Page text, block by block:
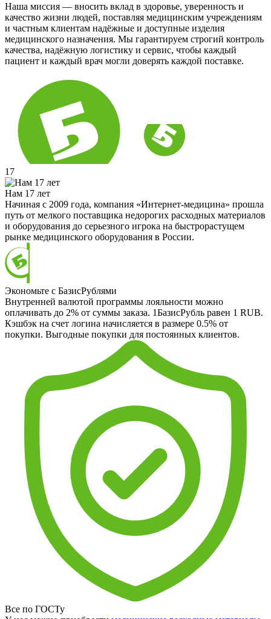
Наша миссия — вносить вклад в здоровье, уверенность и
качество жизни людей, поставляя медицинским учреждениям
и частным клиентам надёжные и доступные изделия
медицинского назначения. Мы гарантируем строгий контроль
качества, надёжную логистику и сервис, чтобы каждый
пациент и каждый врач могли доверять каждой поставке.
17
Нам 17 лет
Начиная с 2009 года, компания «Интернет-медицина» прошла
путь от мелкого поставщика недорогих расходных материалов
и оборудования до серьезного игрока на быстрорастущем
рынке медицинского оборудования в России.
Экономьте с БазисРублями
Внутренней валютой программы лояльности можно
оплачивать до 2% от суммы заказа. 1БазисРубль равен 1 RUB.
Кэшбэк на счет логина начисляется в размере 0.5% от
покупки. Выгодные покупки для постоянных клиентов.
Все по ГОСТу